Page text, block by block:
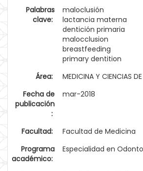
Palabras
clave:
maloclusión
lactancia materna
dentición primaria
malocclusion
breastfeeding
primary dentition
Área:
MEDICINA Y CIENCIAS
Fecha de
publicación
:
mar-2018
Facultad:
Facultad de Medicina
Programa
académico:
Especialidad en